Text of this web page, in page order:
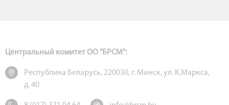
Центральный комитет ОО "БРСМ":
Республика Беларусь, 220030, г. Минск, ул. К.Маркса,
д. 40